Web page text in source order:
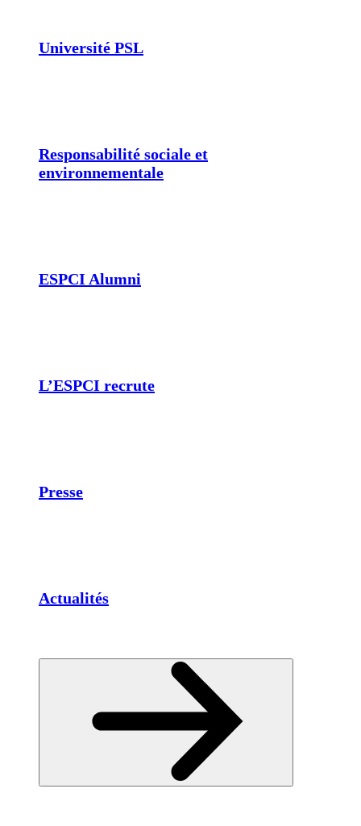
Université PSL
Responsabilité sociale et
environnementale
ESPCI Alumni
L’ESPCI recrute
Presse
Actualités